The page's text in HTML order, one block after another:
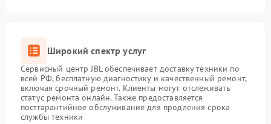
Широкий спектр услуг
Сервисный центр JBL обеспечивает доставку техники по
всей РФ, бесплатную диагностику и качественный ремонт,
включая срочный ремонт. Клиенты могут отслеживать
статус ремонта онлайн. Также предоставляется
постгарантийное обслуживание для продления срока
службы техники